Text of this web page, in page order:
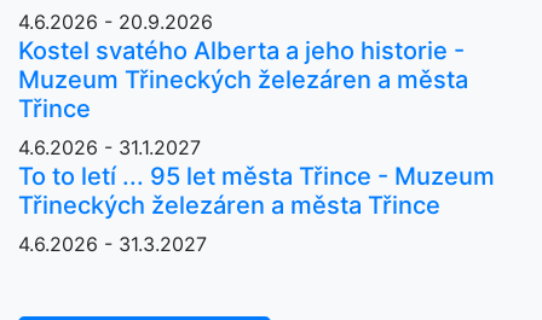
4.6.2026 - 20.9.2026
Kostel svatého Alberta a jeho historie -
Muzeum Třineckých železáren a města
Třince
4.6.2026 - 31.1.2027
To to letí ... 95 let města Třince - Muzeum
Třineckých železáren a města Třince
4.6.2026 - 31.3.2027